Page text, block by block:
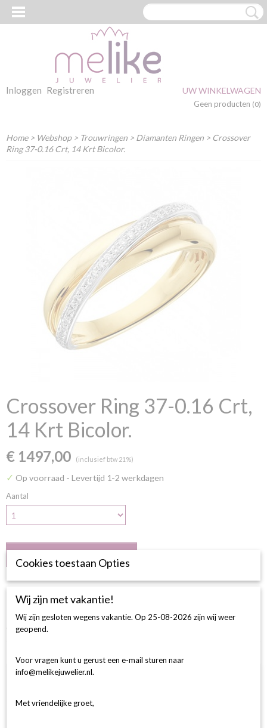
Inloggen Registreren UW WINKELWAGEN
Geen producten (0)
Home> Webshop> Trouwringen > Diamanten Ringen > Crossover
Ring 37-0.16 Crt, 14 Krt Bicolor.
Crossover Ring 37-0.16 Crt,
14 Krt Bicolor.
€ 1497,00 (inclusief btw 21%)
✓ Op voorraad - Levertijd 1-2 werkdagen
Aantal
Omschrijving
BESCHRIJVING
Crossover Ring 37-0.16 Crt, 14 Krt Bicolor.
Cookies toestaan Opties
Wij zijn met vakantie!
Wij zijn gesloten wegens vakantie. Op 25-08-2026 zijn wij weer
geopend.
Voor vragen kunt u gerust een e-mail sturen naar
info@melikejuwelier.nl.
Met vriendelijke groet,